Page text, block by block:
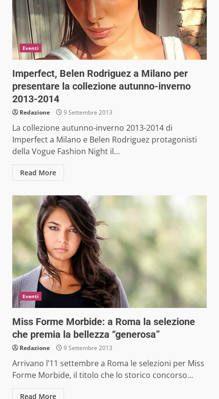
Eventi
Imperfect, Belen Rodriguez a Milano per
presentare la collezione autunno-inverno
2013-2014
Redazione 9 Settembre 2013
La collezione autunno-inverno 2013-2014 di
Imperfect a Milano e Belen Rodriguez protagonisti
della Vogue Fashion Night il...
Read More
Eventi
Miss Forme Morbide: a Roma la selezione
che premia la bellezza “generosa”
Redazione 9 Settembre 2013
Arrivano l’11 settembre a Roma le selezioni per Miss
Forme Morbide, il titolo che lo storico concorso...
Read More